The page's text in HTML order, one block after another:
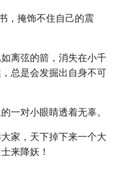
，掩饰不住自己的震
离弦的箭，消失在小千
总是会发掘出自身不可
一对小眼睛透着无辜。
家，天下掉下来一个大
来降妖！